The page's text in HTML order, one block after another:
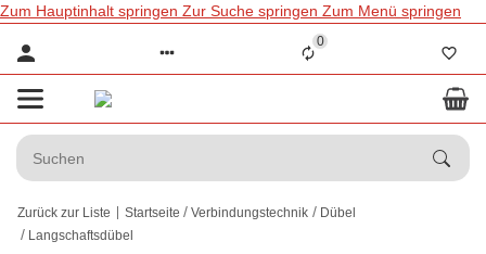
Zum Hauptinhalt springen Zur Suche springen Zum Menü springen
0
Zurück zur Liste Startseite Verbindungstechnik
Dübel
Langschaftsdübel